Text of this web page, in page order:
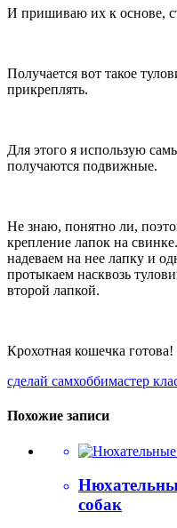
И пришиваю их к основе,
Получается вот такое
прикреплять.
Для этого я использую
получаются подвижные.
Не знаю, понятно ли,
крепление лапок на
надеваем на нее лапку и
протыкаем насквозь
второй лапкой.
Крохотная кошечка готова!
сделай самхоббимастер
Похожие записи
собак